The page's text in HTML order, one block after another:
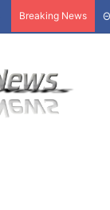
Breaking News